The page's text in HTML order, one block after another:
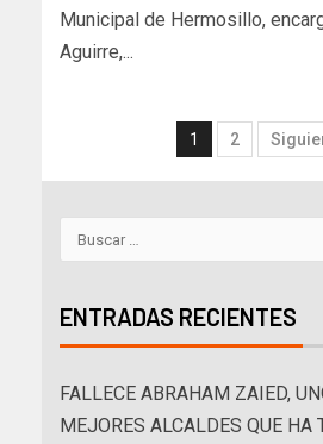
Municipal de Hermosillo,
Aguirre,...
1 2
ENTRADAS RECIENTES
FALLECE ABRAHAM ZAIED,
MEJORES ALCALDES QUE HA